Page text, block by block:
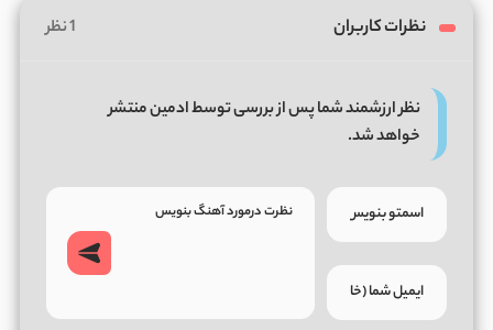
نظرات کاربران 1 نظر
نظر ارزشمند شما پس از بررسی توسط ادمین منتشر
خواهد شد.